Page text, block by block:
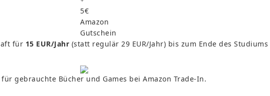
für 15 EUR/Jahr (statt regulär 29 EUR/Jahr) bis zum Ende des Studiums
für gebrauchte Bücher und Games bei Amazon Trade-In.